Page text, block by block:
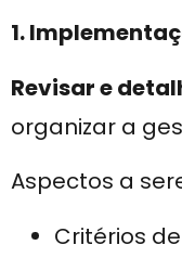
1.
Revisar e
organizar a
Aspectos a
Critérios